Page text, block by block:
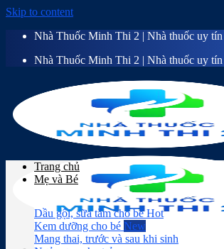
Skip to content
Nhà Thuốc Minh Thi 2 | Nhà thuốc uy
Nhà Thuốc Minh Thi 2 | Nhà thuốc uy
Trang chủ
Mẹ và Bé
Dầu gội, sữa tắm cho bé
Kem dưỡng cho bé
Mang thai, trước và sau khi sinh